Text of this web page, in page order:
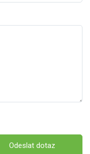
Odeslat dotaz